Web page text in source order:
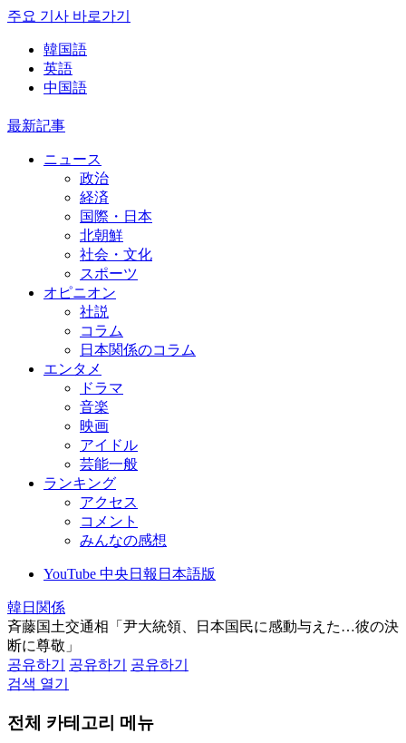
주요 기사 바로가기
韓国語
英語
中国語
最新記事
ニュース
政治
経済
国際・日本
北朝鮮
社会・文化
スポーツ
オピニオン
社説
コラム
日本関係のコラム
エンタメ
ドラマ
音楽
映画
アイドル
芸能一般
ランキング
アクセス
コメント
みんなの感想
YouTube 中央日報日本語版
韓日関係
斉藤国土交通相「尹大統領、日本国民に感動与えた…彼の決
断に尊敬」
공유하기
공유하기
공유하기
검색 열기
전체 카테고리 메뉴